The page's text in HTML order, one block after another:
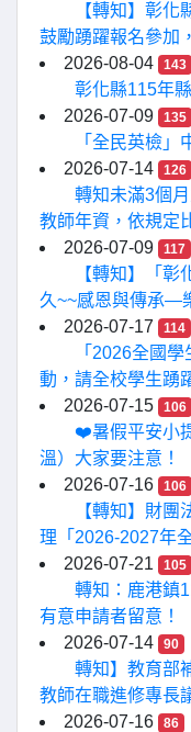
【轉知】彰化
鼓勵踴躍報名參加
2026-08-04
143
彰化縣115年
2026-07-09
135
「全民英檢」
2026-07-14
126
轉知未滿3個
教師年資，依規定
2026-07-09
117
【轉知】「彰
久~~感恩與傳承—
2026-07-17
114
「2026全國
動，請全校學生踴
2026-07-15
106
❤️暑假平安小
溫）大家要注意！
2026-07-16
106
【轉知】財
理「2026-2027年
2026-07-21
105
轉知：鹿港鎮
有意申請者留意！
2026-07-14
90
轉知】教育部
教師在職進修專長
2026-07-16
86